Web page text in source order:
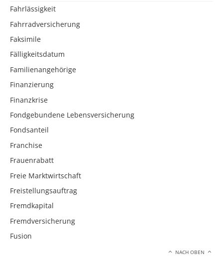
Fahrlässigkeit
Fahrradversicherung
Faksimile
Fälligkeitsdatum
Familienangehörige
Finanzierung
Finanzkrise
Fondgebundene Lebensversicherung
Fondsanteil
Franchise
Frauenrabatt
Freie Marktwirtschaft
Freistellungsauftrag
Fremdkapital
Fremdversicherung
Fusion
NACH OBEN